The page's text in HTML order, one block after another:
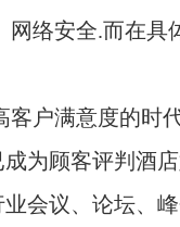
网络安全.而在具
客户满意度的时
成为顾客评判酒
会议、论坛、